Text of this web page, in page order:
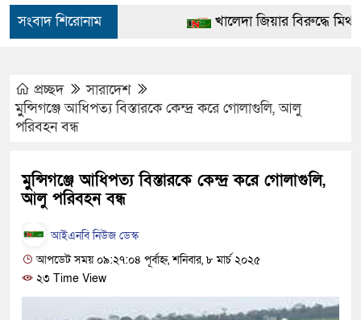
সংবাদ শিরোনাম
খালেদা জিয়ার বিরুদ্ধে মিথ্যা
দেশটা আমাদের সবার,
১৫ মাস পর দেশে ফিরছেন
স্বরাষ্ট্রমন্ত্রী
গাজীপুরে সাতজনকে হত্যার
প্রচ্ছদ
সারাদেশ
মুুন্সিগঞ্জে আধিপত্য বিস্তারকে কেন্দ্র করে গোলাগুলি, আলু
পরিবহন বন্ধ
মুুন্সিগঞ্জে আধিপত্য বিস্তারকে কেন্দ্র করে গোলাগুলি,
আলু পরিবহন বন্ধ
আইএনবি নিউজ ডেস্ক
আপডেট সময় ০৯:২৭:০৪ পূর্বাহ্ন, শনিবার, ৮ মার্চ ২০২৫
২৩ Time View